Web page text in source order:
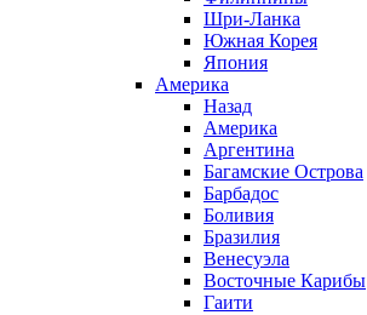
Шри-Ланка
Южная Корея
Япония
Америка
Назад
Америка
Аргентина
Багамские Острова
Барбадос
Боливия
Бразилия
Венесуэла
Восточные Карибы
Гаити